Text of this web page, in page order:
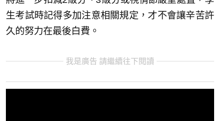
生考試時記得多加注意相關規定，才不會讓辛苦許
久的努力在最後白費。
我是廣告 請繼續往下閱讀